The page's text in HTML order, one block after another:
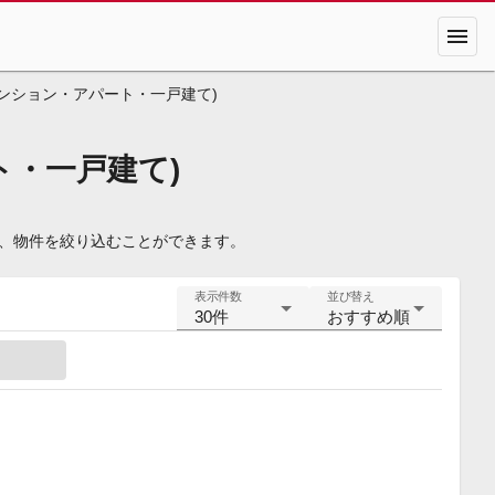
menu
ション・アパート・一戸建て)
・一戸建て)
件を絞り込むことができます。
表示件数
30件
並び替え
おすすめ順